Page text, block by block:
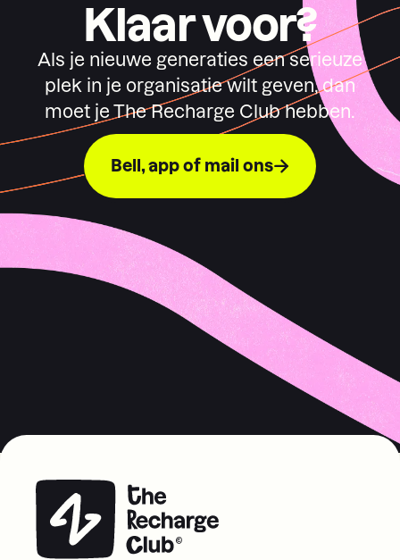
Klaar voor?
Als je nieuwe generaties een serieuze
plek in je organisatie wilt geven, dan
moet je The Recharge Club hebben.
Bell, app of mail ons